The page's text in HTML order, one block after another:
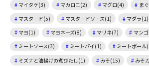
マイタケ(3)
マカロニ(2) マグロ(4) ま
マスタード(5)
マスタードソース(1) マダラ(1)
マヨ(1)
マヨネーズ(8) マリネ(7)
マン
ミートソース(3)
ミートパイ(1) ミートボール
ミズナと油揚げの煮びたし(1)
みそ(15)
みそ